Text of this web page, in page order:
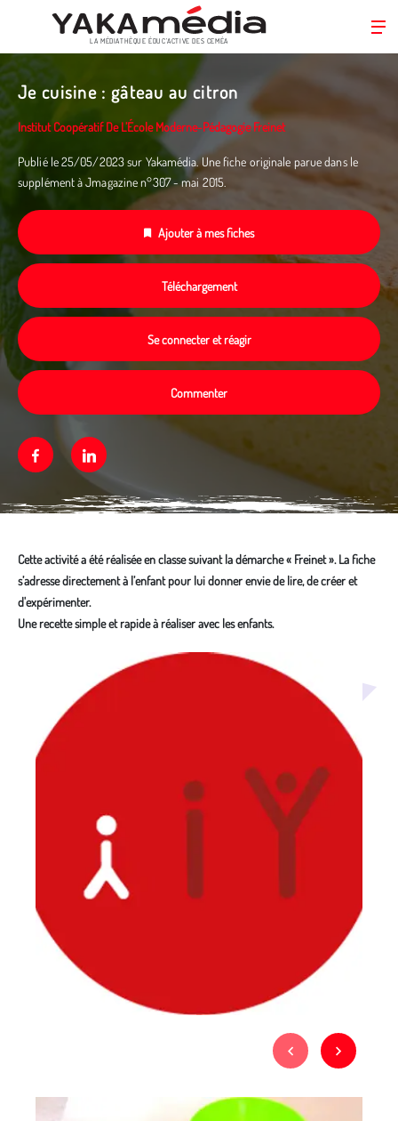
Aller
au
contenu
principal
LA MÉDIATHÈQUE ÉDUC’ACTIVE DES CEMÉA
Je cuisine : gâteau au citron
Institut Coopératif De L’École Moderne-Pédagogie Freinet
Publié le 25/05/2023 sur Yakamédia. Une fiche originale parue dans le
supplément à Jmagazine n°307 - mai 2015.
Ajouter à mes fiches
Téléchargement
Se connecter et réagir
Commenter
FacebookLinkedin
Cette activité a été réalisée en classe suivant la démarche « Freinet ». La fiche
s’adresse directement à l’enfant pour lui donner envie de lire, de créer et
d'expérimenter.
Une recette simple et rapide à réaliser avec les enfants.